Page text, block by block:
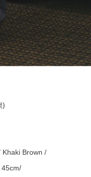
)
Khaki Brown /
45cm/